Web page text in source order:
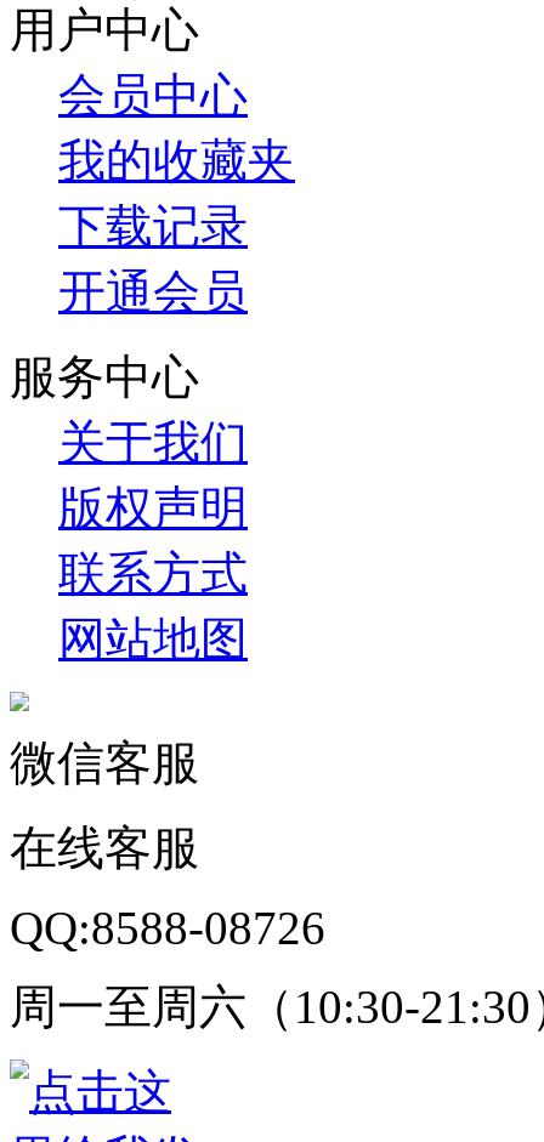
用户中心
会员中心
我的收藏夹
下载记录
开通会员
服务中心
关于我们
版权声明
联系方式
网站地图
微信客服
在线客服
QQ:8588-08726
周一至周六（10:30-21:30